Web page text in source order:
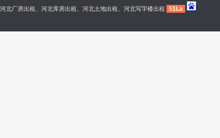
河北厂房出租、河北库房出租、河北土地出租、河北写字楼出租
51La